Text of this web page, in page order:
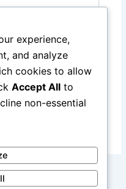
in this browser
experience,
and analyze
cookies to allow
Accept All to
non-essential